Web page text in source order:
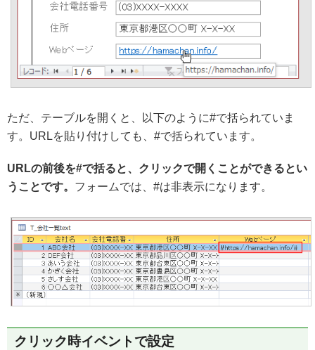
ただ、テーブルを開くと、以下のように#で括られていま
す。URLを貼り付けしても、#で括られています。
URLの前後を#で括ると、クリックで開くことができるとい
うことです。 フォームでは、#は非表示になります。
クリック時イベントで設定